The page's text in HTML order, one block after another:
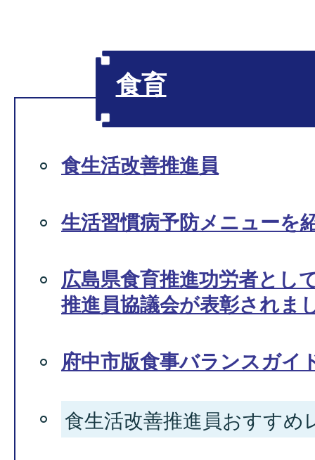
食育
食生活改善推進員
生活習慣病予防メニューを
広島県食育推進功労者とし
推進員協議会が表彰されま
府中市版食事バランスガイ
食生活改善推進員おすすめ